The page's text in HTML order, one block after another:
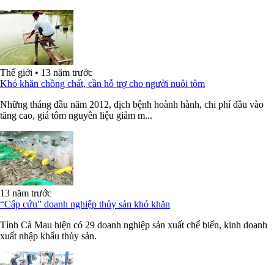
Thế giới • 13 năm trước
Khó khăn chồng chất, cần hỗ trợ cho người nuôi tôm
Những tháng đầu năm 2012, dịch bệnh hoành hành, chi phí đầu vào
tăng cao, giá tôm nguyên liệu giảm m...
13 năm trước
“Cấp cứu” doanh nghiệp thủy sản khó khăn
Tỉnh Cà Mau hiện có 29 doanh nghiệp sản xuất chế biến, kinh doanh
xuất nhập khẩu thủy sản.